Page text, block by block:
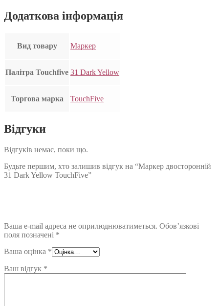
Додаткова інформація
Вид товару Маркер
Палітра Touchfive 31 Dark Yellow
Торгова марка TouchFive
Відгуки
Відгуків немає, поки що.
Будьте першим, хто залишив відгук на “Маркер двосторонній
31 Dark Yellow TouchFive”
Ваша e-mail адреса не оприлюднюватиметься. Обов’язкові
поля позначені *
Ваша оцінка *
Ваш відгук *